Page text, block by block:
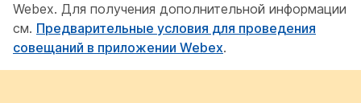
Webex. Для получения дополнительной информации
см. Предварительные условия для проведения
совещаний в приложении Webex.